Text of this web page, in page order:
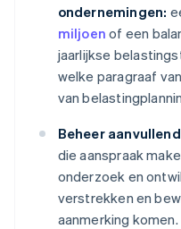
ondernemingen:
miljoen of een
jaarlijkse
welke paragraaf
van
Beheer
die aanspraak
onderzoek en
verstrekken en
aanmerking komen.